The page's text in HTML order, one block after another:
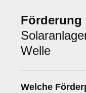
Förderung
Welle
Welche